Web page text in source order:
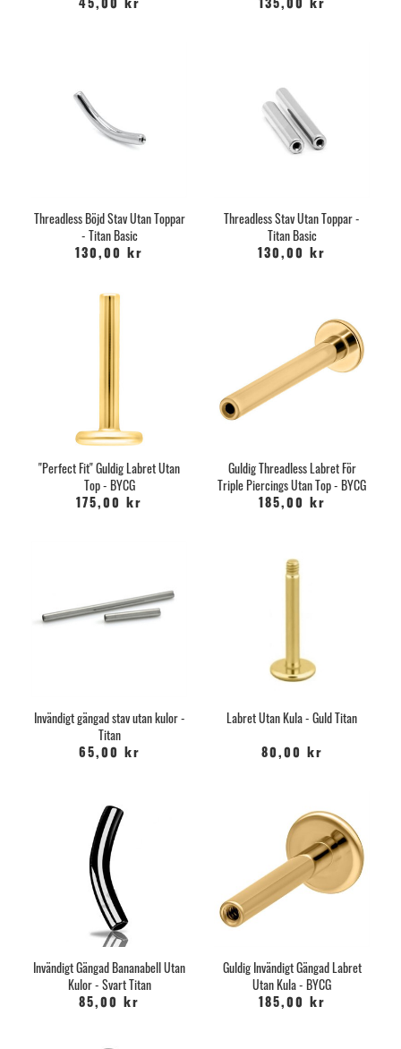
45,00 kr 135,00 kr
Threadless Böjd Stav Utan Toppar
- Titan Basic
130,00 kr
Threadless Stav Utan Toppar -
Titan Basic
130,00 kr
"Perfect Fit" Guldig Labret Utan
Top - BYCG
175,00 kr
Guldig Threadless Labret För
Triple Piercings Utan Top - BYCG
185,00 kr
Invändigt gängad stav utan kulor -
Titan
65,00 kr
Labret Utan Kula - Guld Titan
80,00 kr
Invändigt Gängad Bananabell Utan
Kulor - Svart Titan
85,00 kr
Guldig Invändigt Gängad Labret
Utan Kula - BYCG
185,00 kr